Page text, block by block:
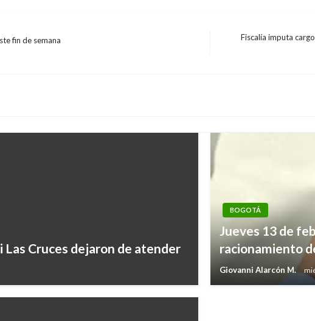
fin de semana
Fiscalía imputa
Las Cruces dejaron de atender
BOGOTÁ
Jueves 13 de
racionamiento
Giovanni Alarcón M.
Distrito dio luz